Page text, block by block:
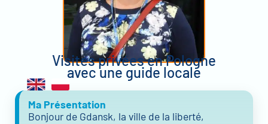
Visites privées en Pologne
avec une guide locale
Ma Présentation
Bonjour de Gdansk, la ville de la liberté,